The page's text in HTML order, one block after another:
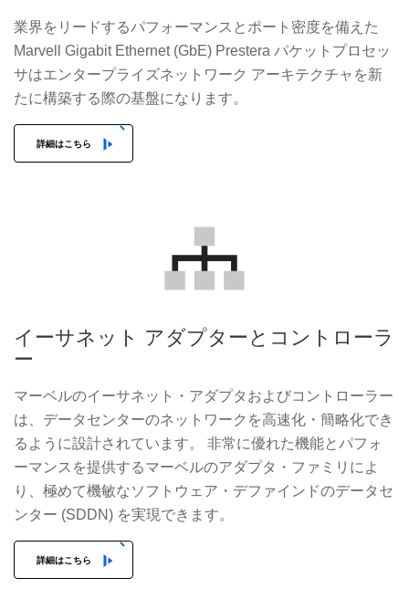
業界をリードするパフォーマンスとポート密度を備えた
Marvell Gigabit Ethernet (GbE) Prestera パケットプロセッ
サはエンタープライズネットワーク アーキテクチャを新
たに構築する際の基盤になります。
詳細はこちら
イーサネット アダプターとコントローラ
ー
マーベルのイーサネット・アダプタおよびコントローラー
は、データセンターのネットワークを高速化・簡略化でき
るように設計されています。 非常に優れた機能とパフォ
ーマンスを提供するマーベルのアダプタ・ファミリによ
り、極めて機敏なソフトウェア・デファインドのデータセ
ンター (SDDN) を実現できます。
詳細はこちら